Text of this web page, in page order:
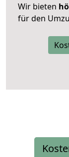
Wir bieten
für den